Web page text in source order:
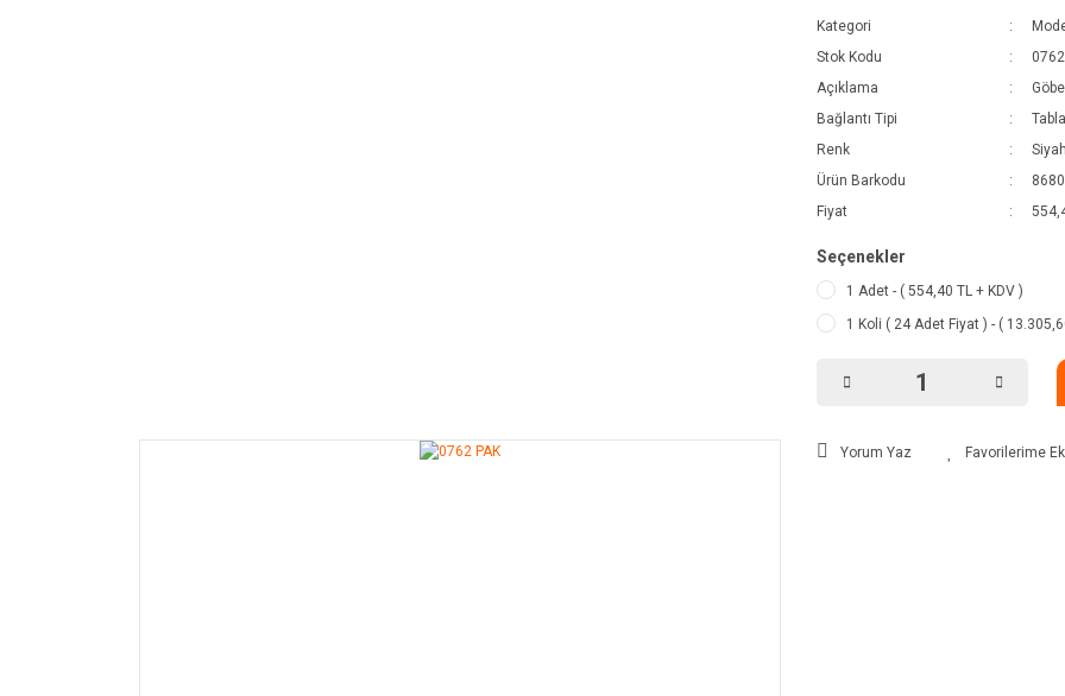
Kategori
Stok Kodu
Açıklama
Bağlantı Tipi
Renk
Ürün Barkodu
Fiyat
Seçenekler
1 Adet - ( 554,40 TL + KDV )
1 Koli ( 24 Adet Fiyat ) - (
Yorum Yaz